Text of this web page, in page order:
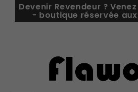
Devenir Revendeur ?
- boutique réservée